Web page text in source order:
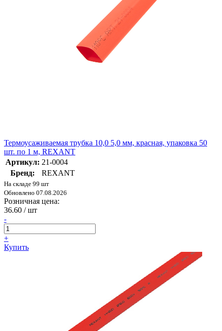
Термоусаживаемая трубка 10,0 5,0 мм, красная, упаковка 50
шт. по 1 м, REXANT
Артикул: 21-0004
Бренд:
REXANT
На складе 99 шт
Обновлено 07.08.2026
Розничная цена:
36.60 / шт
-
+
Купить